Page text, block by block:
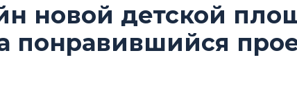
новой детской
понравившийся